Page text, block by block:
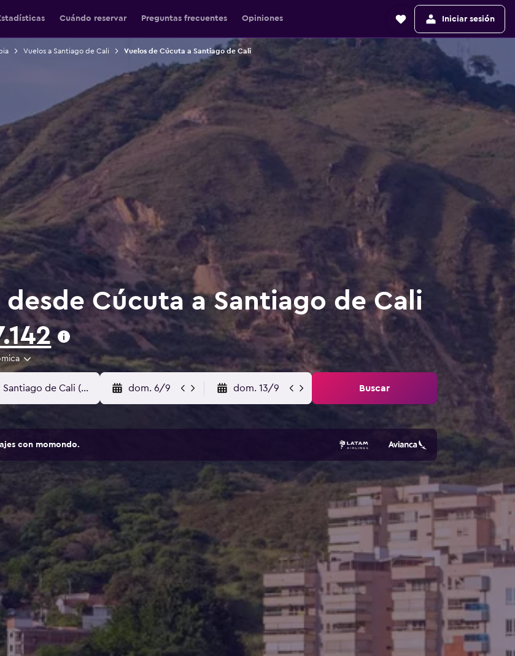
Cuándo reservar Preguntas frecuentes Opiniones Iniciar sesión
Vuelos a Santiago de Cali Vuelos de Cúcuta a Santiago de Cali
Cúcuta a Santiago de Cali
dom. 6/9 dom. 13/9 Buscar
con momondo.